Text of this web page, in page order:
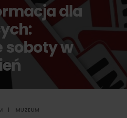
dla
soboty w
| MUZEUM